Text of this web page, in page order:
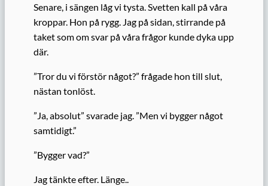
Senare, i sängen låg vi tysta. Svetten kall på våra
kroppar. Hon på rygg. Jag på sidan, stirrande på
taket som om svar på våra frågor kunde dyka upp
där.
”Tror du vi förstör något?” frågade hon till slut,
nästan tonlöst.
”Ja, absolut” svarade jag. ”Men vi bygger något
samtidigt.”
”Bygger vad?”
Jag tänkte efter. Länge..